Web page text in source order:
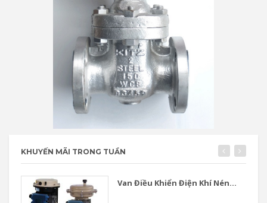
KHUYẾN MÃI TRONG TUẦN
Van Điều Khiển Điện Khí Nén...